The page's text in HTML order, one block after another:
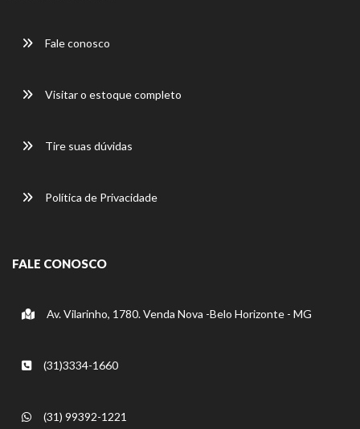
Fale conosco
Visitar o estoque completo
Tire suas dúvidas
Política de Privacidade
FALE CONOSCO
Av. Vilarinho, 1780. Venda Nova -Belo Horizonte - MG
(31)3334-1660
(31) 99392-1221